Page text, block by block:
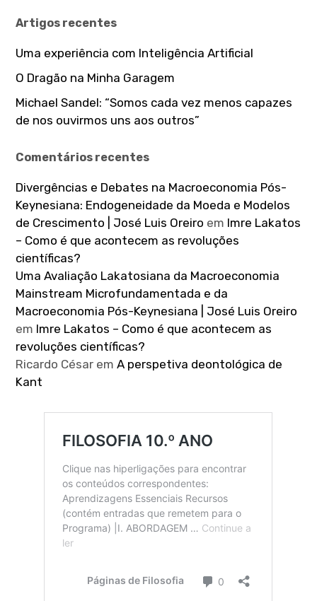
Artigos recentes
Uma experiência com Inteligência Artificial
O Dragão na Minha Garagem
Michael Sandel: “Somos cada vez menos capazes
de nos ouvirmos uns aos outros”
Comentários recentes
Divergências e Debates na Macroeconomia Pós-
Keynesiana: Endogeneidade da Moeda e Modelos
de Crescimento | José Luis Oreiro em Imre Lakatos
– Como é que acontecem as revoluções
científicas?
Uma Avaliação Lakatosiana da Macroeconomia
Mainstream Microfundamentada e da
Macroeconomia Pós-Keynesiana | José Luis Oreiro
em Imre Lakatos – Como é que acontecem as
revoluções científicas?
Ricardo César emA perspetiva deontológica de
Kant